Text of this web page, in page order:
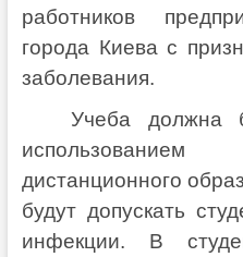
работников
города Киева с
заболевания.
Учеба должна
дистанционного
будут допускать
инфекции. В